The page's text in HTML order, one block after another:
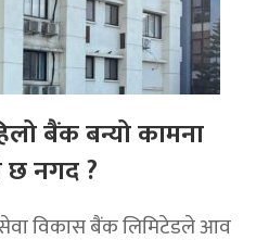
बैंक बन्यो कामना
छ नगद ?
सेवा विकास बैंक लिमिटेडले आव